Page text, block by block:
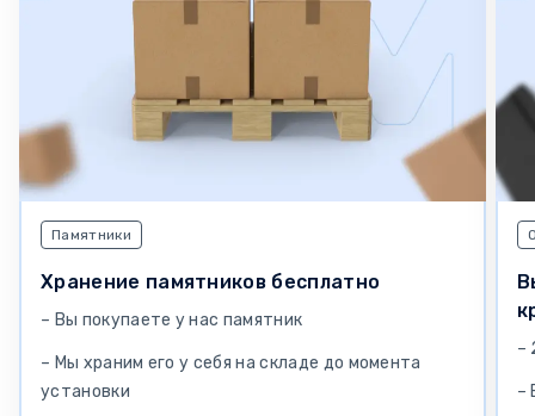
Памятники
Хранение памятников бесплатно
– Вы покупаете у нас памятник
– Мы храним его у себя на складе до момента
установки
–
–